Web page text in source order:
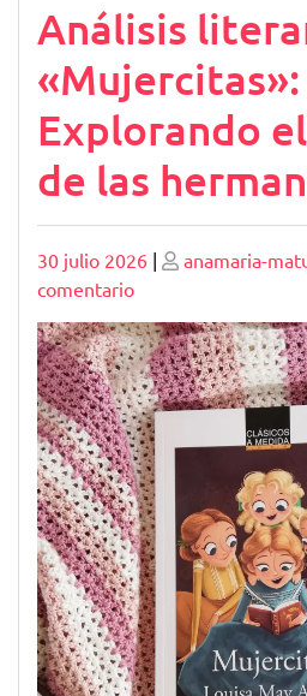
Análisis
«Mujercitas»:
Explorando
de las
Publicado
30 julio 2026 | Publicado
anamaria-
comentarioen
literario
de
«Mujercitas»:
Explorando
el
legado
de
las
hermanas
March